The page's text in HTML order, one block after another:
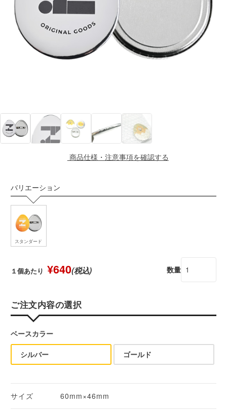
商品仕様・注意事項を確認する
バリエーション
スタンダード
１個あたり ¥640(税込) 数量
ご注文内容の選択
ベースカラー
シルバー ゴールド
サイズ 60mm×46mm